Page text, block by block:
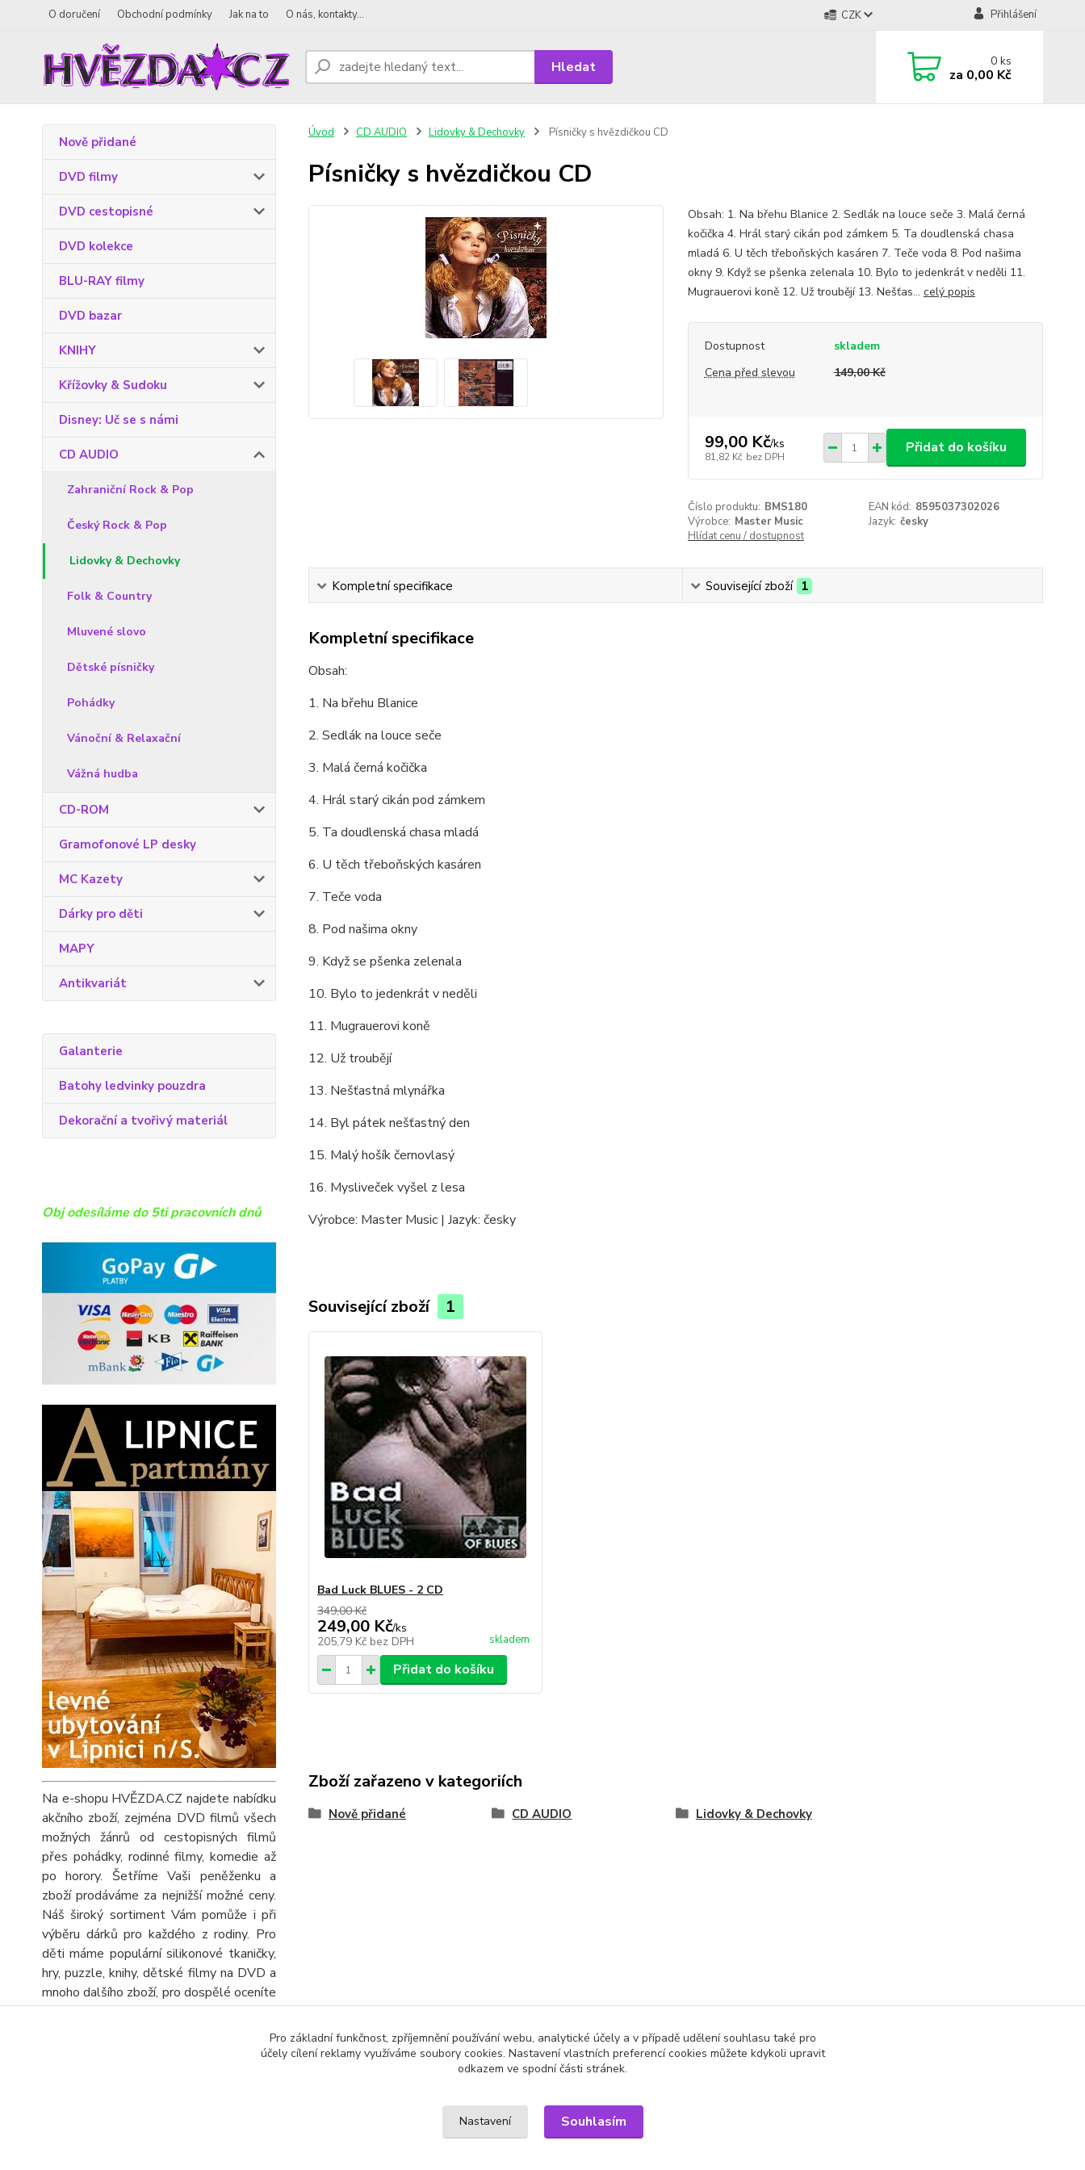
O doručení Obchodní podmínky Jak na to O nás, kontakty... CZK Přihlášení
Hledat 0ks
za 0,00 Kč
Nově přidané
DVD filmy
DVD cestopisné
DVD kolekce
BLU-RAY filmy
DVD bazar
KNIHY
Křížovky & Sudoku
Disney: Uč se s námi
CD AUDIO
Zahraniční Rock & Pop
Český Rock & Pop
Lidovky & Dechovky
Folk & Country
Mluvené slovo
Dětské písničky
Pohádky
Vánoční & Relaxační
Vážná hudba
CD-ROM
Gramofonové LP desky
MC Kazety
Dárky pro děti
MAPY
Antikvariát
Galanterie
Batohy ledvinky pouzdra
Dekorační a tvořivý materiál
Obj odesíláme do 5ti pracovních dnů
Na e-shopu HVĚZDA.CZ najdete nabídku
akčního zboží, zejména DVD filmů všech
možných žánrů od cestopisných filmů
přes pohádky, rodinné filmy, komedie až
po horory. Šetříme Vaši peněženku a
zboží prodáváme za nejnižší možné ceny.
Náš široký sortiment Vám pomůže i při
výběru dárků pro každého z rodiny. Pro
děti máme populární silikonové tkaničky,
hry, puzzle, knihy, dětské filmy na DVD a
mnoho dalšího zboží, pro dospělé oceníte
velký výběr knih, DVD filmů, turistických
map a automap a seniory potěšíme
obrovskou nabídkou různých křížovek a
Úvod CD AUDIO Lidovky & Dechovky Písničky s hvězdičkou CD
Písničky s hvězdičkou CD
Obsah: 1. Na břehu Blanice 2. Sedlák na louce seče 3. Malá černá
kočička 4. Hrál starý cikán pod zámkem 5. Ta doudlenská chasa
mladá 6. U těch třeboňských kasáren 7. Teče voda 8. Pod našima
okny 9. Když se pšenka zelenala 10. Bylo to jedenkrát v neděli 11.
Mugrauerovi koně 12. Už troubějí 13. Nešťas... celý popis
Dostupnost
skladem
Cena před slevou
149,00 Kč
99,00 Kč/ks
81,82 Kč bez DPH
Přidat do košíku
Číslo produktu: BMS180 EAN kód: 8595037302026
Výrobce: Master Music Jazyk: česky
Hlídat cenu / dostupnost
Kompletní specifikace Související zboží 1
Kompletní specifikace
Obsah:
1. Na břehu Blanice
2. Sedlák na louce seče
3. Malá černá kočička
4. Hrál starý cikán pod zámkem
5. Ta doudlenská chasa mladá
6. U těch třeboňských kasáren
7. Teče voda
8. Pod našima okny
9. Když se pšenka zelenala
10. Bylo to jedenkrát v neděli
11. Mugrauerovi koně
12. Už troubějí
13. Nešťastná mlynářka
14. Byl pátek nešťastný den
15. Malý hošík černovlasý
16. Mysliveček vyšel z lesa
Výrobce: Master Music | Jazyk: česky
Související zboží 1
Bad Luck BLUES - 2 CD
349,00 Kč
249,00 Kč/ks
205,79 Kč bez DPH skladem
Přidat do košíku
Zboží zařazeno v kategoriích
Nově přidané CD AUDIO Lidovky & Dechovky
Pro základní funkčnost, zpříjemnění používání webu, analytické účely a v případě udělení souhlasu také pro
účely cílení reklamy využíváme soubory cookies. Nastavení vlastních preferencí cookies můžete kdykoli upravit
odkazem ve spodní části stránek.
Nastavení Souhlasím